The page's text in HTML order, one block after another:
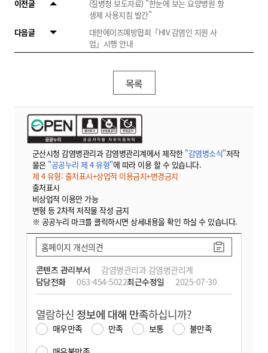
이전글
(질병청 보도자료) "한눈에 보는 요양병원 항
생제 사용지침 발간"
다음글
대한에이즈예방협회「HIV 감염인 지원 사
업」시행 안내
목록
군산시청 감염병관리과 감염병관리계에서 제작한 "감염병소식"저작
물은 "공공누리 제 4 유형"에 따라 이용 할 수 있습니다.
제 4 유형: 출처표시+상업적 이용금지+변경금지
출처표시
비상업적 이용만 가능
변형 등 2차적 저작물 작성 금지
※ 공공누리 마크를 클릭하시면 상세내용을 확인 하실 수 있습니다.
콘텐츠 관리부서
감염병관리과 감염병관리계
담당전화
063-454-5022최근수정일 2025-07-30
홈페이지 개선의견
열람하신 정보에 대해 만족하십니까?
매우만족 만족 보통
불만족